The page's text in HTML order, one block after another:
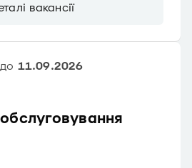
вакансії
11.09.2026